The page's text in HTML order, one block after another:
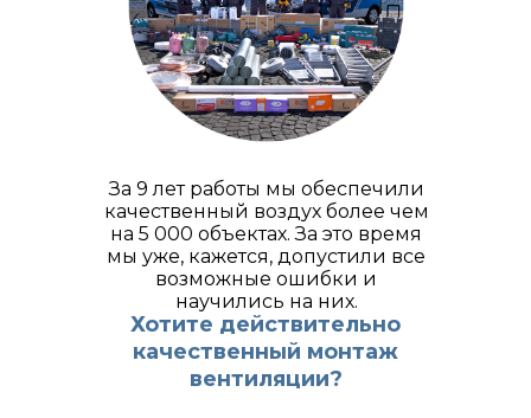
Хотите действительно
качественный монтаж
вентиляции?
За 9 лет работы мы обеспечили
качественный воздух более чем
на 5 000 объектах. За это время
мы уже, кажется, допустили все
возможные ошибки и
научились на них.